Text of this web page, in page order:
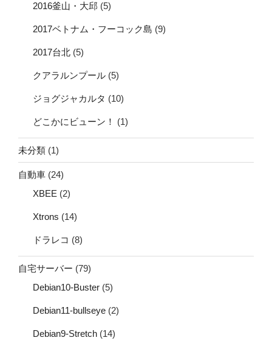
2016釜山・大邱 (5)
2017ベトナム・フーコック島 (9)
2017台北 (5)
クアラルンプール (5)
ジョグジャカルタ (10)
どこかにビューン！ (1)
未分類 (1)
自動車 (24)
XBEE (2)
Xtrons (14)
ドラレコ (8)
自宅サーバー (79)
Debian10-Buster (5)
Debian11-bullseye (2)
Debian9-Stretch (14)